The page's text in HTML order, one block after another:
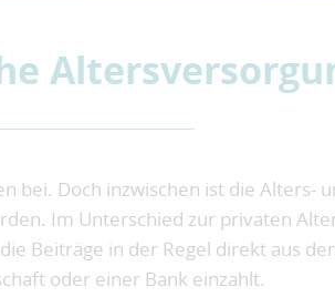
bei. Doch inzwischen ist die Alters-
Im Unterschied zur privaten
Beiträge in der Regel direkt aus
oder einer Bank einzahlt.